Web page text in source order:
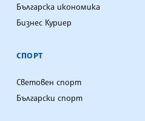
Българска икономика
Бизнес Куриер
СПОРТ
Световен спорт
Български спорт